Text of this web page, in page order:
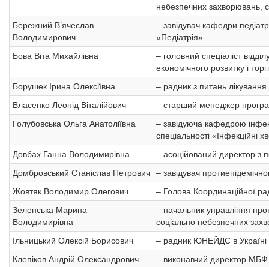
небезпечних захворювань,
Бережний В’ячеслав
Володимирович
– завідувач кафедри
«Педіатрія»
Бова Віта Михайлівна
– головний спеціаліст
економічного розвитку і
Борушек Ірина Олексіївна
– радник з питань
Власенко Леонід Віталійович
– старший менеджер
Голубовська Ольга Анатоліївна
– завідуюча кафедрою
спеціальності «Інфекційні
Довбах Ганна Володимирівна
– асоційований директор з
Домбровський Станіслав Петрович
– завідувач
Жовтяк Володимир Олегович
– Голова Координаційної
Зеленська Марина
Володимирівна
– начальник управління
соціально небезпечних
Ільницький Олексій Борисович
– радник ЮНЕЙДС в Україні
Клепіков Андрій Олександрович
– виконавчий директор МБФ